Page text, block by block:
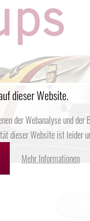
dieser Website.
der Webanalyse und
dieser Website ist leider
Mehr Informationen